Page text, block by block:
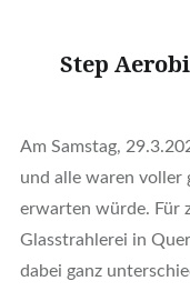
Step
Am Samstag,
und alle waren voller
erwarten würde. Für
Glasstrahlerei in
dabei ganz